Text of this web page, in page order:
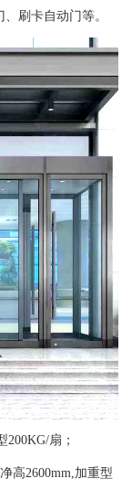
刷卡自动门等。
扇；
高2600mm,加重型